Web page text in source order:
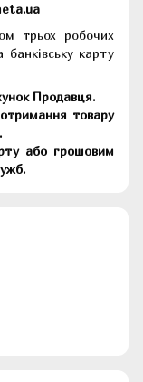
трьох робочих
карту
Продавця.
товару
або грошовим